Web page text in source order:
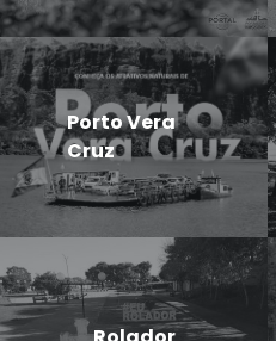
Porto Vera
Cruz